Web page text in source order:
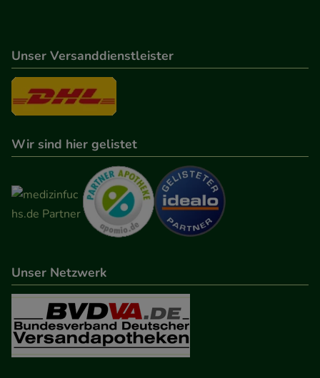
auch auf Ihre Bedürfnisse zugeschrittene Inhalte
anzuzeigen und unser Partnerprogramm zu
betreiben.
Informationen über die Art und Weise der Nutzung
unserer Website sammeln, mit deren Hilfe wir
unsere Website weiter für Sie optimieren können,
den Inhalt auf unserer Website aber auch die
Werbung auf Drittseiten möglichst relevant für Sie
zu gestalten. Bitte beachten Sie, dass Daten hierfür
Medien übertragen werden.
Unser Versanddienstleister
Wir sind hier gelistet
Unser Netzwerk